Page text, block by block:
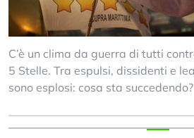
C’è un clima da guerra di tutti
5 Stelle. Tra espulsi, dissidenti e
sono esplosi: cosa sta succedendo?